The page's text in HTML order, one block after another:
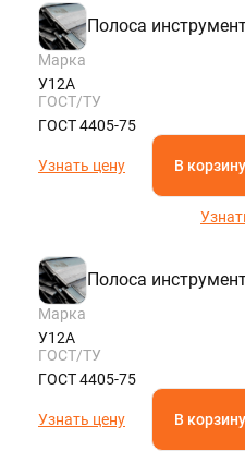
Полоса
Марка
У12А
ГОСТ/ТУ
ГОСТ 4405-75
Узнать цену В корзину
Полоса
Марка
У12А
ГОСТ/ТУ
ГОСТ 4405-75
Узнать цену В корзину